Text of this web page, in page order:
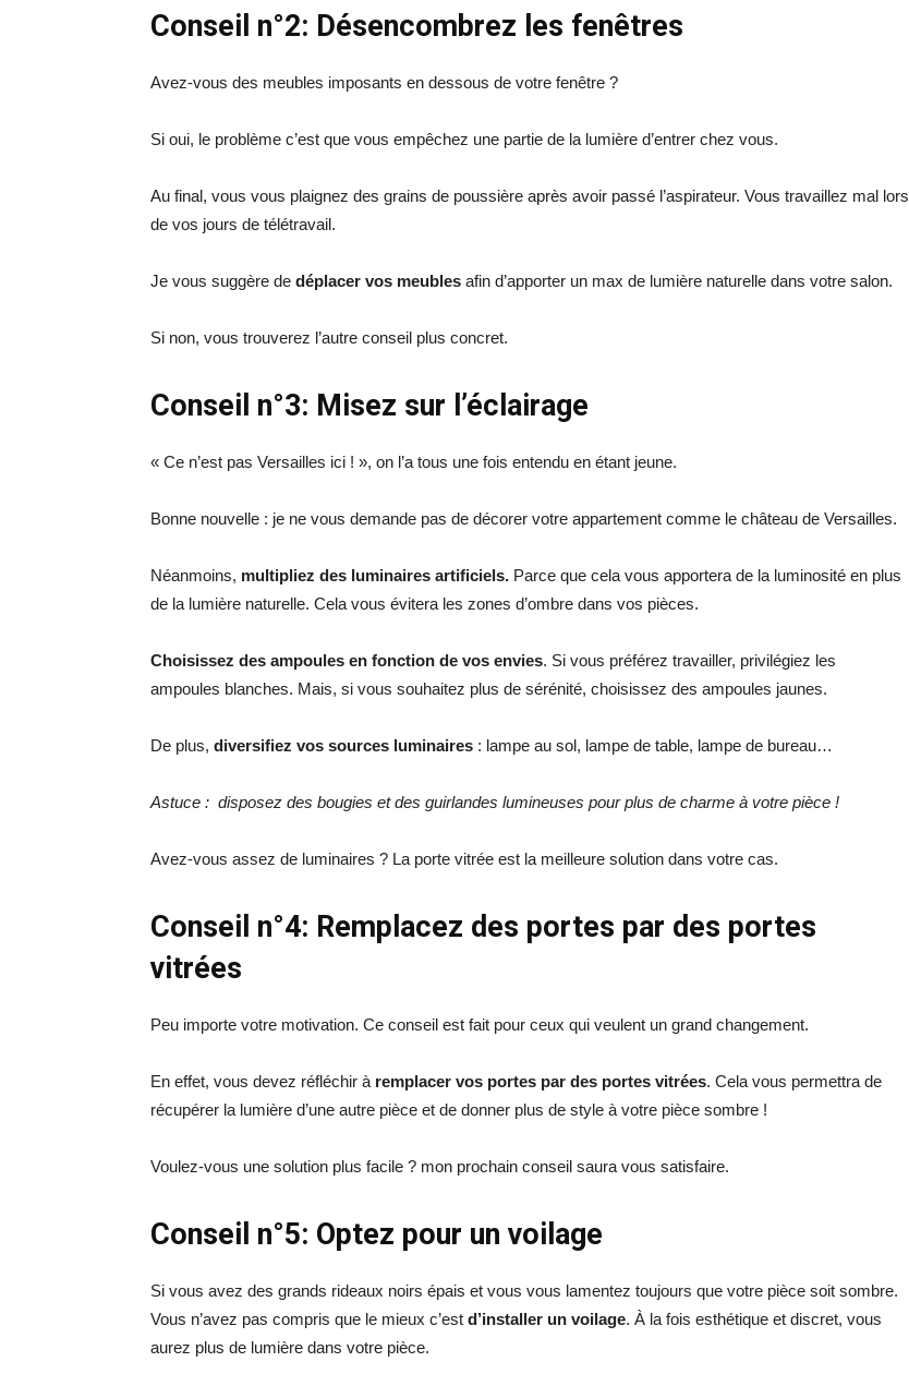
Conseil n°2: Désencombrez les fenêtres
Avez-vous des meubles imposants en dessous de votre fenêtre ?
Si oui, le problème c’est que vous empêchez une partie de la lumière d’entrer chez vous.
Au final, vous vous plaignez des grains de poussière après avoir passé l’aspirateur. Vous travaillez mal lors
de vos jours de télétravail.
Je vous suggère de déplacer vos meubles afin d’apporter un max de lumière naturelle dans votre salon.
Si non, vous trouverez l’autre conseil plus concret.
Conseil n°3: Misez sur l’éclairage
« Ce n’est pas Versailles ici ! », on l’a tous une fois entendu en étant jeune.
Bonne nouvelle : je ne vous demande pas de décorer votre appartement comme le château de Versailles.
Néanmoins, multipliez des luminaires artificiels. Parce que cela vous apportera de la luminosité en plus
de la lumière naturelle. Cela vous évitera les zones d’ombre dans vos pièces.
Choisissez des ampoules en fonction de vos envies. Si vous préférez travailler, privilégiez les
ampoules blanches. Mais, si vous souhaitez plus de sérénité, choisissez des ampoules jaunes.
De plus, diversifiez vos sources luminaires : lampe au sol, lampe de table, lampe de bureau…
Astuce : disposez des bougies et des guirlandes lumineuses pour plus de charme à votre pièce !
Avez-vous assez de luminaires ? La porte vitrée est la meilleure solution dans votre cas.
Conseil n°4: Remplacez des portes par des portes
vitrées
Peu importe votre motivation. Ce conseil est fait pour ceux qui veulent un grand changement.
En effet, vous devez réfléchir à remplacer vos portes par des portes vitrées. Cela vous permettra de
récupérer la lumière d’une autre pièce et de donner plus de style à votre pièce sombre !
Voulez-vous une solution plus facile ? mon prochain conseil saura vous satisfaire.
Conseil n°5: Optez pour un voilage
Si vous avez des grands rideaux noirs épais et vous vous lamentez toujours que votre pièce soit sombre.
Vous n’avez pas compris que le mieux c’est d’installer un voilage. À la fois esthétique et discret, vous
aurez plus de lumière dans votre pièce.